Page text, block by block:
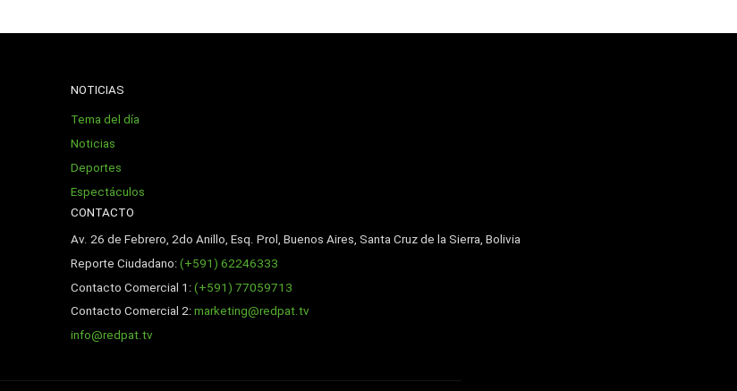
NOTICIAS
Tema del día
Noticias
Deportes
Espectáculos
CONTACTO
Av. 26 de Febrero, 2do Anillo, Esq. Prol, Buenos Aires, Santa Cruz de la Sierra, Bolivia
Reporte Ciudadano:(+591) 62246333
Contacto Comercial 1:(+591) 77059713
Contacto Comercial 2:marketing@redpat.tv
info@redpat.tv